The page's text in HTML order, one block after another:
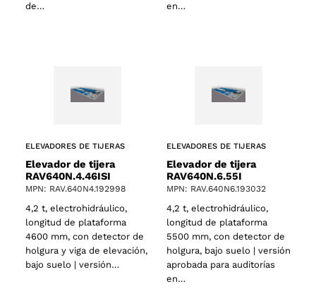
de…
en…
ELEVADORES DE TIJERAS
Elevador de tijera
RAV640N.4.46ISI
MPN: RAV.640N4.192998
4,2 t, electrohidráulico,
longitud de plataforma
4600 mm, con detector de
holgura y viga de elevación,
bajo suelo | versión…
ELEVADORES DE TIJERAS
Elevador de tijera
RAV640N.6.55I
MPN: RAV.640N6.193032
4,2 t, electrohidráulico,
longitud de plataforma
5500 mm, con detector de
holgura, bajo suelo | versión
aprobada para auditorías
en…